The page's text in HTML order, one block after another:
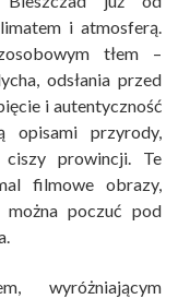
i atmosferą.
tłem –
odsłania przed
i autentyczność
opisami przyrody,
prowincji. Te
filmowe obrazy,
poczuć pod
wyróżniającym